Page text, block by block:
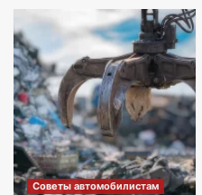
Советы автомобилистам